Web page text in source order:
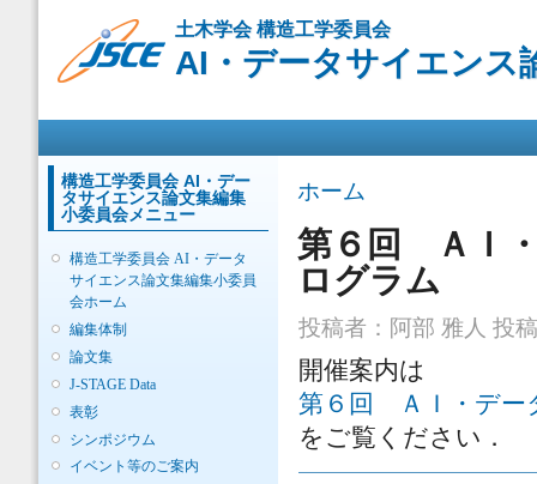
ン
コ
動
土木学会 構造工学委員会
AI・データサイエンス
構造工学委員会 AI・デー
タサイエンス論文集編集
小委員会メニュー
構造工学委員会 AI・データ
サイエンス論文集編集小委員
会ホーム
編集体制
論文集
J-STAGE Data
表彰
シンポジウム
イベント等のご案内
現在地
ホーム
第６回 ＡＩ
ログラム
投稿者： 阿部 雅人 投
開催案内は
第６回 ＡＩ・デー
をご覧ください．